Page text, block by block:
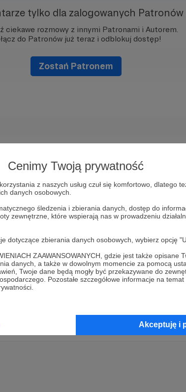
Cenimy Twoją prywatność
z naszych usług czuł się komfortowo, dlatego
danych osobowych.
śledzenia i zbierania danych, dostęp do
zewnętrzne, które wspierają nas w prowadzeniu
zbierania danych osobowych, wybierz opcję
ZAAWANSOWANYCH, gdzie jest także opisane
danych, a także w dowolnym momencie za pomocą
Twoje dane będą mogły być przekazywane do
Pozostałe szczegółowe informacje na
Akceptuję i
tylko dla zalogowanych Patronów
ciekawe rozmowy z innymi Patronami i Autorem.
do Patronów już teraz i odblokuj dostęp!
Zostań Patronem
Dołącz do grona Patronów!
Autora
Zostań Patronem